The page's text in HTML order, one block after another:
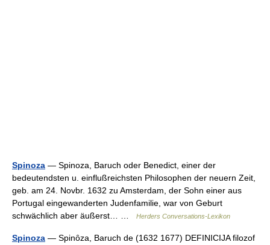
Spinoza — Spinoza, Baruch oder Benedict, einer der
bedeutendsten u. einflußreichsten Philosophen der neuern Zeit,
geb. am 24. Novbr. 1632 zu Amsterdam, der Sohn einer aus
Portugal eingewanderten Judenfamilie, war von Geburt
schwächlich aber äußerst… …
Herders Conversations-Lexikon
Spinoza — Spinȏza, Baruch de (1632 1677) DEFINICIJA filozof